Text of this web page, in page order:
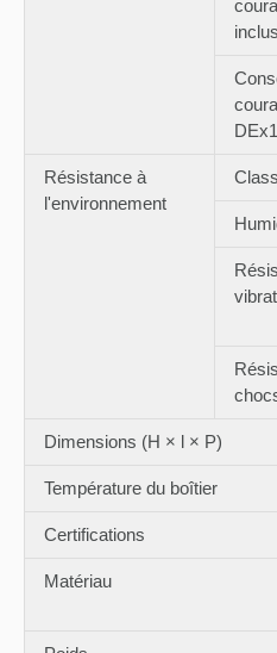
Résistance à
l'environnement
Dimensions (H × l × P)
Température du boîtier
Certifications
Matériau